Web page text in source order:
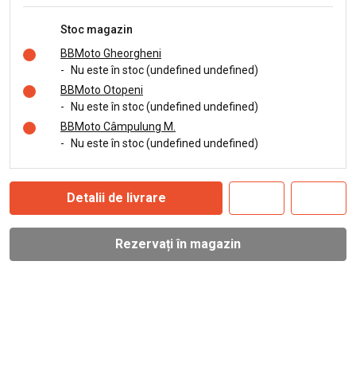
Stoc magazin
BBMoto Gheorgheni
-
Nu este în stoc (undefined undefined)
BBMoto Otopeni
-
Nu este în stoc (undefined undefined)
BBMoto Câmpulung M.
-
Nu este în stoc (undefined undefined)
Detalii de livrare
Rezervați în magazin